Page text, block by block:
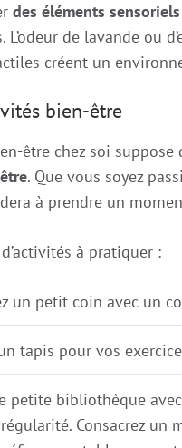
des éléments sensoriels
de lavande ou
créent un
bien-être
être chez soi
. Que vous soyez
à prendre un
à pratiquer :
un petit coin avec un
tapis pour vos
petite bibliothèque
Consacrez